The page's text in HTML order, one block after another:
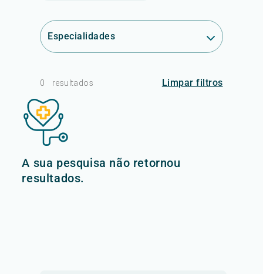
Especialidades
0 resultados Limpar filtros
A sua pesquisa não retornou
resultados.